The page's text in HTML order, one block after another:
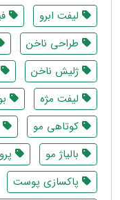
لیفت ابرو
طراحی ناخن
ژلیش ناخن
لیفت مژه
کوتاهی مو
بالیاژ مو
پاکسازی پوست